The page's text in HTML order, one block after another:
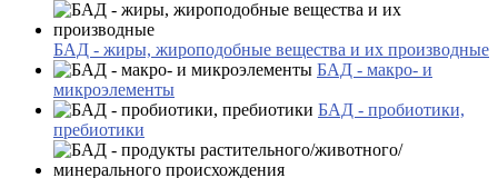
БАД - жиры, жироподобные вещества и их производные
БАД - макро- и
микроэлементы
БАД - пробиотики,
пребиотики